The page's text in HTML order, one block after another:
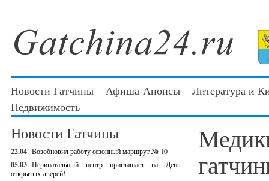
Новости Гатчины Афиша-Анонсы
Литература и
Недвижимость
Новости Гатчины
22.04 Возобновил работу сезонный маршрут № 10
05.03 Перинатальный центр приглашает на День
открытых дверей!